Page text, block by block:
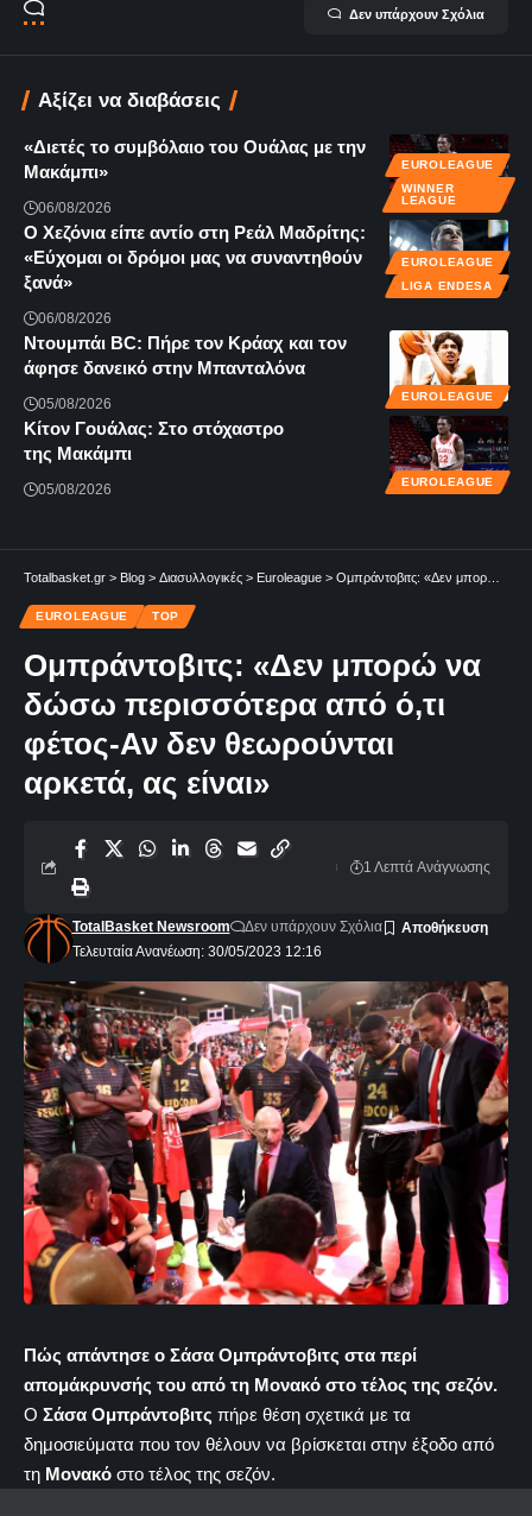
Δεν υπάρχουν Σχόλια
Αξίζει να διαβάσεις
EUROLEAGUE
WINNER
LEAGUE
«Διετές το συμβόλαιο του Ουάλας με την
Μακάμπι»
06/08/2026
EUROLEAGUE
LIGA ENDESA
Ο Χεζόνια είπε αντίο στη Ρεάλ Μαδρίτης:
«Εύχομαι οι δρόμοι μας να συναντηθούν
ξανά»
06/08/2026
EUROLEAGUE
Ντουμπάι BC: Πήρε τον Κράαχ και τον
άφησε δανεικό στην Μπανταλόνα
05/08/2026
EUROLEAGUE
Κίτον Γουάλας: Στο στόχαστρο
της Μακάμπι
05/08/2026
Totalbasket.gr > Blog > Διασυλλογικές > Euroleague > Ομπράντοβιτς: «Δεν μπορώ να δώσω περισσότερα από ό,τι φέτος-Αν δεν θεωρούνται αρκετά, ας είναι»
EUROLEAGUE TOP
Ομπράντοβιτς: «Δεν μπορώ να
δώσω περισσότερα από ό,τι
φέτος-Αν δεν θεωρούνται
αρκετά, ας είναι»
Τελευταία Ανανέωση: 30/05/2023 12:16
TotalBasket Newsroom Δεν υπάρχουν Σχόλια
1 Λεπτά Aνάγνωσης
Πώς απάντησε ο Σάσα Ομπράντοβιτς στα περί
απομάκρυνσής του από τη Μονακό στο τέλος της σεζόν.
Ο Σάσα Ομπράντοβιτς πήρε θέση σχετικά με τα
δημοσιεύματα που τον θέλουν να βρίσκεται στην έξοδο από
τη Μονακό στο τέλος της σεζόν.